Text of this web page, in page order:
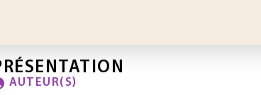
AUTEUR(S)